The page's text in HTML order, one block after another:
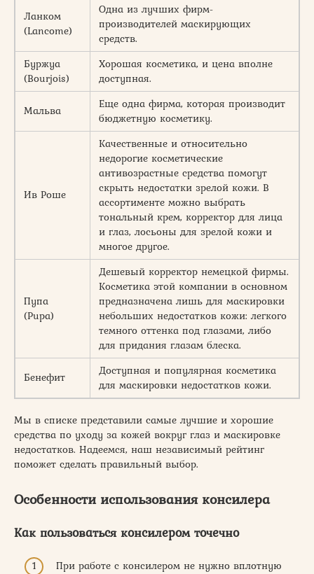
Ланком
(Lancome)
Одна из лучших фирм-
производителей маскирующих
средств.
Буржуа
(Bourjois)
Хорошая косметика, и цена вполне
доступная.
Мальва
Еще одна фирма, которая производит
бюджетную косметику.
Ив Роше
Качественные и относительно
недорогие косметические
антивозрастные средства помогут
скрыть недостатки зрелой кожи. В
ассортименте можно выбрать
тональный крем, корректор для лица
и глаз, лосьоны для зрелой кожи и
многое другое.
Пупа
(Pupa)
Дешевый корректор немецкой фирмы.
Косметика этой компании в основном
предназначена лишь для маскировки
небольших недостатков кожи: легкого
темного оттенка под глазами, либо
для придания глазам блеска.
Бенефит
Доступная и популярная косметика
для маскировки недостатков кожи.
Мы в списке представили самые лучшие и хорошие
средства по уходу за кожей вокруг глаз и маскировке
недостатков. Надеемся, наш независимый рейтинг
поможет сделать правильный выбор.
Особенности использования консилера
Как пользоваться консилером точечно
При работе с консилером не нужно вплотную